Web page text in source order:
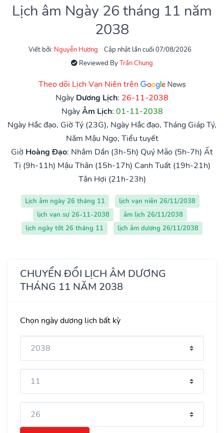
Lịch âm Ngày 26 tháng 11 năm
2038
Viết bởi: Nguyễn Hương
Cập nhật lần cuối 07/08/2026
Reviewed ByTrần Chung
Theo dõi Lịch Vạn Niên trên
Ngày Dương Lịch: 26-11-2038
NgàyÂm Lịch: 01-11-2038
Ngày Hắc đạo, Giờ Tý (23G), Ngày Hắc đạo, Tháng Giáp Tý,
Năm Mậu Ngọ, Tiểu tuyết
Giờ Hoàng Đạo: Nhâm Dần (3h-5h) Quý Mão (5h-7h) Ất
Tị (9h-11h) Mậu Thân (15h-17h) Canh Tuất (19h-21h)
Tân Hợi (21h-23h)
Lịch âm ngày 26 tháng 11
lịch vạn niên 26/11/2038
lịch vạn sự 26-11-2038
âm lịch 26/11/2038
lịch ngày tốt 26 tháng 11
lịch âm dương 26/11/2038
CHUYỂN ĐỔI LỊCH ÂM DƯƠNG
THÁNG 11 NĂM 2038
Chọn ngày dương lịch bất kỳ